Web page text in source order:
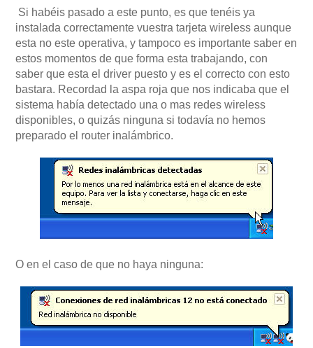
Si habéis pasado a este punto, es que tenéis ya
instalada correctamente vuestra tarjeta wireless aunque
esta no este operativa, y tampoco es importante saber en
estos momentos de que forma esta trabajando, con
saber que esta el driver puesto y es el correcto con esto
bastara. Recordad la aspa roja que nos indicaba que el
sistema había detectado una o mas redes wireless
disponibles, o quizás ninguna si todavía no hemos
preparado el router inalámbrico.
O en el caso de que no haya ninguna: